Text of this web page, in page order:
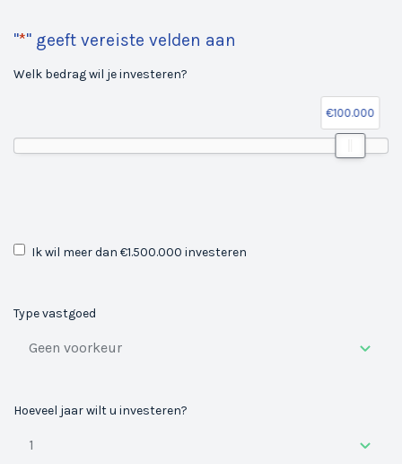
"*" geeft vereiste velden aan
Welk bedrag wil je investeren?
€100.000
G
Ik wil meer dan €1.500.000 investeren
Type vastgoed
Hoeveel jaar wilt u investeren?